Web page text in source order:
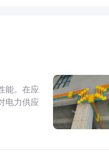
能。在应
电力供应